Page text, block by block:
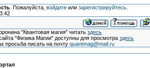
. Пожалуйста, войдитеили зарегистрируйтесь.
"Квантовая магия" читатьздесь
"Физика Магии" доступны для просмотраздесь
просьба писать на почтуquantmag@mail.ru